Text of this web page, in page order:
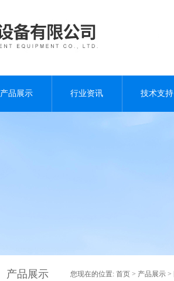
产品展示 行业资讯 技术支持
产品展示 您现在的位置: 首页 > 产品展示 >